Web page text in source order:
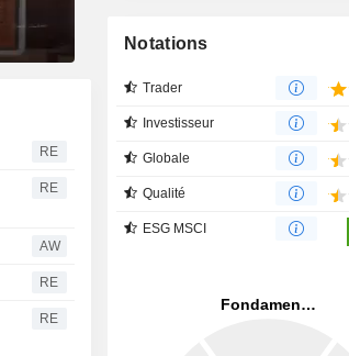
RE
RE
AW
RE
RE
Notations
Trader
Investisseur
Globale
Qualité
ESG MSCI